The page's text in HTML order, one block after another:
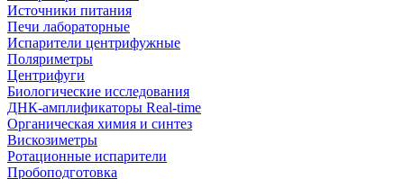
Источники питания
Печи лабораторные
Испарители центрифужные
Поляриметры
Центрифуги
Биологические исследования
ДНК-амплификаторы Real-time
Органическая химия и синтез
Вискозиметры
Ротационные испарители
Пробоподготовка